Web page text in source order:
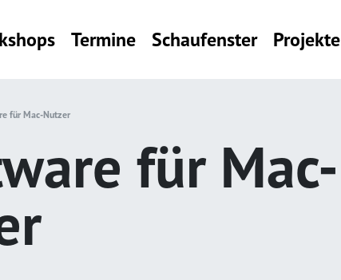
Termine Schaufenster Projekte
für Mac-Nutzer
für Mac-